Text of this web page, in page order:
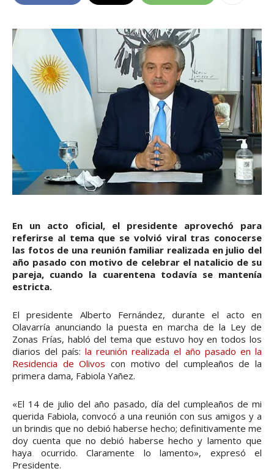
En un acto oficial, el presidente aprovechó para
referirse al tema que se volvió viral tras conocerse
las fotos de una reunión familiar realizada en julio del
año pasado con motivo de celebrar el natalicio de su
pareja, cuando la cuarentena todavía se mantenía
estricta.
El presidente Alberto Fernández, durante el acto en
Olavarría anunciando la puesta en marcha de la Ley de
Zonas Frías, habló del tema que estuvo hoy en todos los
diarios del país: la reunión realizada el año pasado en la
Residencia de Olivos con motivo del cumpleaños de la
primera dama, Fabiola Yañez.
«El 14 de julio del año pasado, día del cumpleaños de mi
querida Fabiola, convocó a una reunión con sus amigos y a
un brindis que no debió haberse hecho; definitivamente me
doy cuenta que no debió haberse hecho y lamento que
haya ocurrido. Claramente lo lamento», expresó el
Presidente.